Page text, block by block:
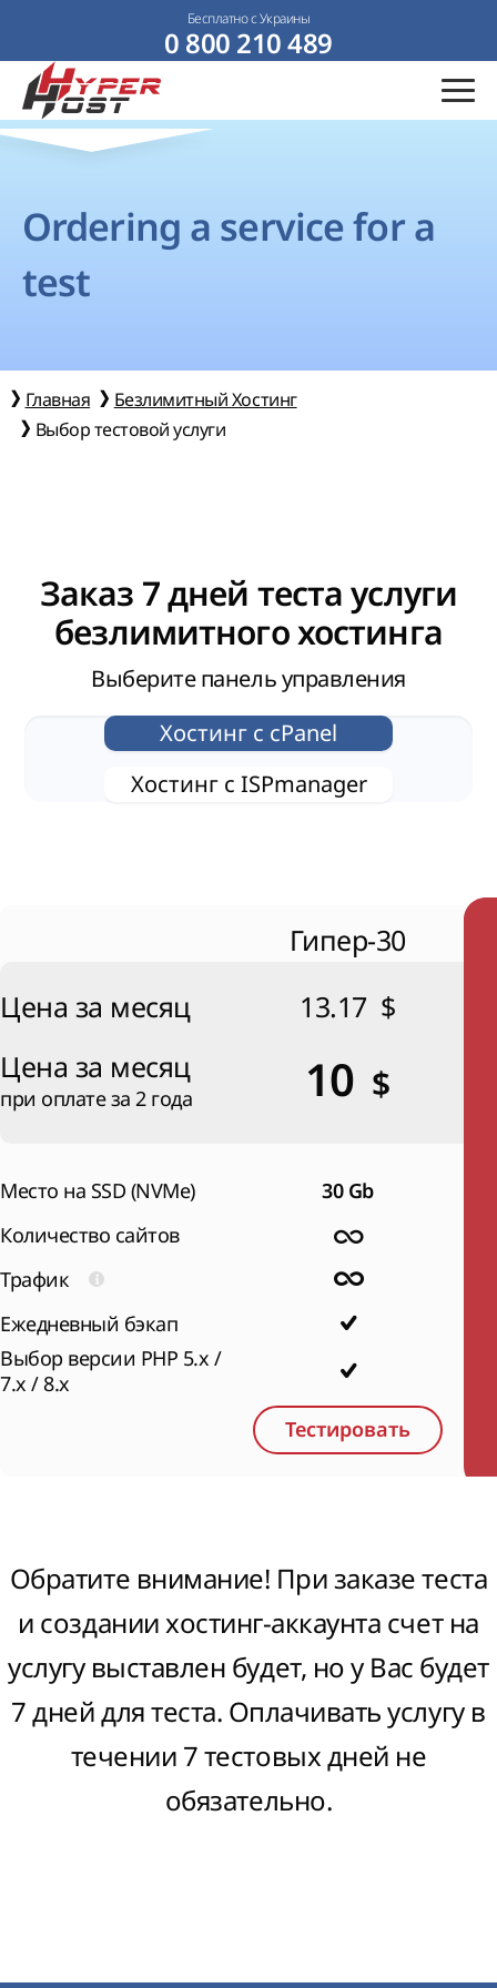
Бесплатно с Украины
0 800 210 489
Ordering a service for a
test
Главная
Безлимитный Хостинг
Выбор тестовой услуги
Заказ 7 дней теста услуги
безлимитного хостинга
Выберите панель управления
Хостинг с сPanel
Хостинг с ISPmanager
Гипер-30
Цена за месяц
13.17 $
Цена за месяц
при оплате за 2 года 10 $
Место на SSD (NVMe) 30 Gb
Количество сайтов
Трафик
Ежедневный бэкап
Выбор версии PHP 5.x /
7.x / 8.x
Обратите внимание! При заказе теста
и создании хостинг-аккаунта счет на
услугу выставлен будет, но у Вас будет
7 дней для теста. Оплачивать услугу в
течении 7 тестовых дней не
обязательно.